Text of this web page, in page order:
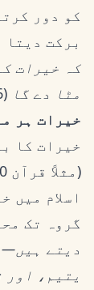
کو دور
برکت دیتا
کہ خیرات
مٹا دے گا (2:276)۔
خیرات ہر
خیرات کا
اسلام میں
گروہ تک
دیتے
یتیم، اور